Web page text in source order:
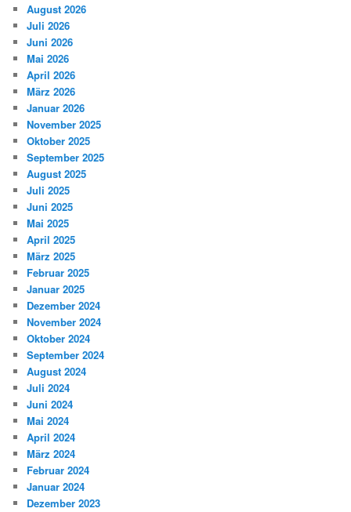
August 2026
Juli 2026
Juni 2026
Mai 2026
April 2026
März 2026
Januar 2026
November 2025
Oktober 2025
September 2025
August 2025
Juli 2025
Juni 2025
Mai 2025
April 2025
März 2025
Februar 2025
Januar 2025
Dezember 2024
November 2024
Oktober 2024
September 2024
August 2024
Juli 2024
Juni 2024
Mai 2024
April 2024
März 2024
Februar 2024
Januar 2024
Dezember 2023